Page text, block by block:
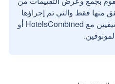
منها فقط والتي تم إجراؤها
بواسطة مستخدمين حقيقيين مع HotelsCombined أو